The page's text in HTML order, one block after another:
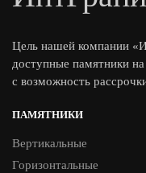
Цель нашей компании
доступные памятники
с возможность
ПАМЯТНИКИ
Вертикальные
Горизонтальные